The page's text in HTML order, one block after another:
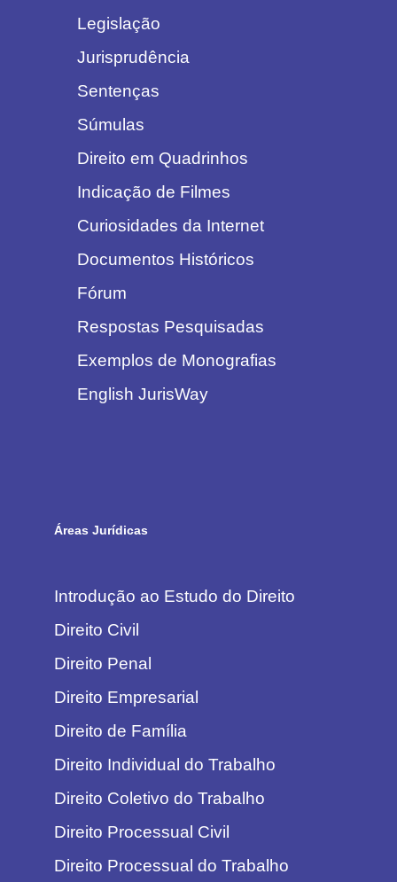
Legislação
Jurisprudência
Sentenças
Súmulas
Direito em Quadrinhos
Indicação de Filmes
Curiosidades da Internet
Documentos Históricos
Fórum
Respostas Pesquisadas
Exemplos de Monografias
English JurisWay
Áreas Jurídicas
Introdução ao Estudo do Direito
Direito Civil
Direito Penal
Direito Empresarial
Direito de Família
Direito Individual do Trabalho
Direito Coletivo do Trabalho
Direito Processual Civil
Direito Processual do Trabalho